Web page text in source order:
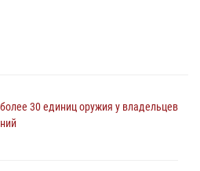
30 единиц оружия у владельцев